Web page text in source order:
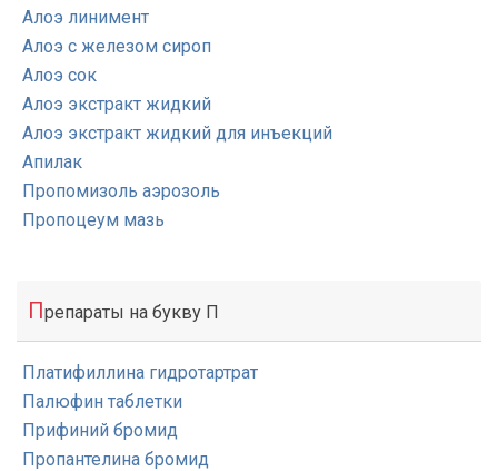
Алоэ линимент
Алоэ с железом сироп
Алоэ сок
Алоэ экстракт жидкий
Алоэ экстракт жидкий для инъекций
Апилак
Пропомизоль аэрозоль
Пропоцеум мазь
Препараты на букву П
Платифиллина гидротартрат
Палюфин таблетки
Прифиний бромид
Пропантелина бромид